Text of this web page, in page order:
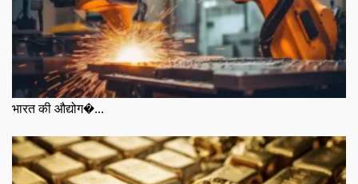
भारत की औद्योग�...